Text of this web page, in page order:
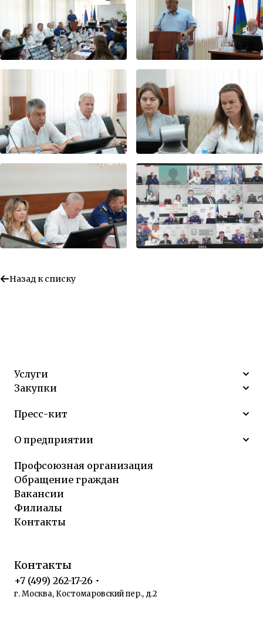
Назад к списку
Услуги
Закупки
Пресс-кит
О предприятии
Профсоюзная организация
Обращение граждан
Вакансии
Филиалы
Контакты
Контакты
+7 (499) 262-17-26
г. Москва, Костомаровский пер., д.2